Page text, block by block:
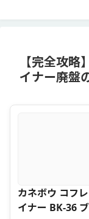
【完全攻
イナー廃盤
カネボウ コフ
イナー BK-36